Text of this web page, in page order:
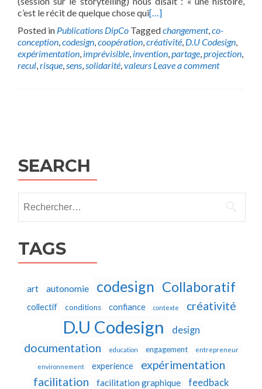
c’est le récit de quelque chose qui[…]
Posted in Publications DipCo Taggedchangement,co-
conception,codesign,coopération,créativité, D.U Codesign,
expérimentation, imprévisible, invention,partage,projection,
recul,risque,sens,solidarité,valeurs Leave a comment
SEARCH
TAGS
art autonomie codesign Collaboratif
collectif conditions confiance contexte créativité
D.U Codesign design
documentation education engagement entrepreneur
environnement experience
expérimentation
facilitation
facilitation graphique feedback